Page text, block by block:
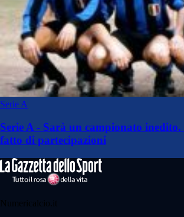
Serie A
Serie A - Sarà un campionato
fatto di partecipazioni
Numericalcio.it